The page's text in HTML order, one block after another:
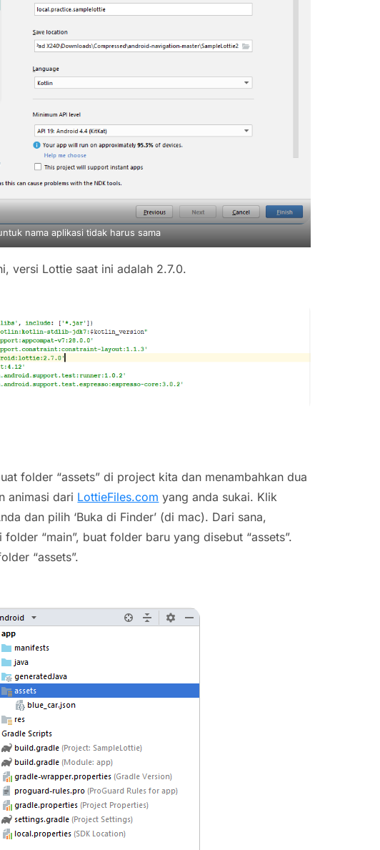
nama aplikasi tidak harus sama
versi Lottie saat ini adalah 2.7.0.
folder “assets” di project kita dan menambahkan dua
animasi dari LottieFiles.com yang anda sukai. Klik
dan pilih ‘Buka di Finder’ (di mac). Dari sana,
“main”, buat folder baru yang disebut “assets”.
“assets”.